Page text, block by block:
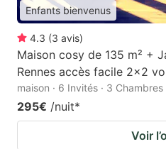
Enfants bienvenus
4.3 (3 avis)
Maison cosy de 135 m² +
Rennes accès facile 2x2
maison · 6 Invités · 3 Chambres
295€ /nuit*
Voir